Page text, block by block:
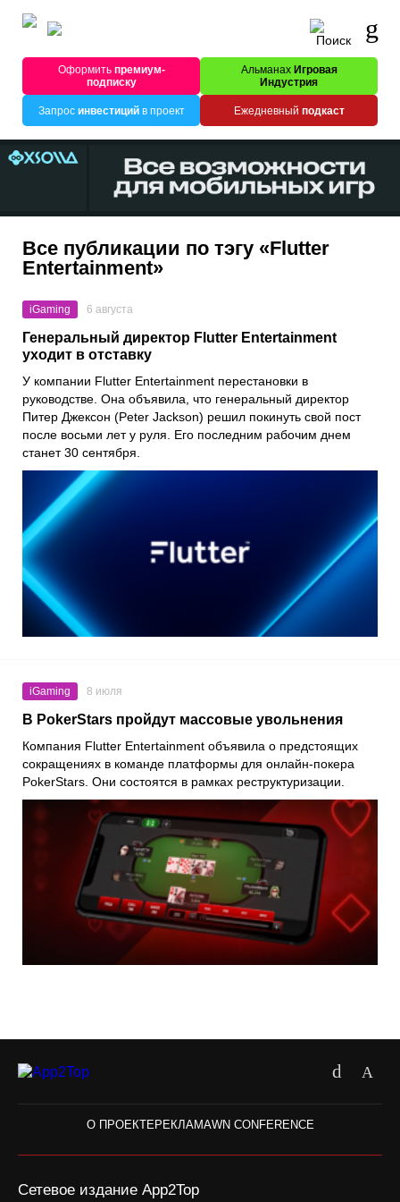
Оформитьпремиум-
подписку
Альманах Игровая
Индустрия
Запрос инвестицийв проект Ежедневный подкаст
Все публикации по тэгу «Flutter
Entertainment»
iGaming 6 августа
Генеральный директор Flutter Entertainment
уходит в отставку
У компании Flutter Entertainment перестановки в
руководстве. Она объявила, что генеральный директор
Питер Джексон (Peter Jackson) решил покинуть свой пост
после восьми лет у руля. Его последним рабочим днем
станет 30 сентября.
iGaming 8 июля
В PokerStars пройдут массовые увольнения
Компания Flutter Entertainment объявила о предстоящих
сокращениях в команде платформы для онлайн-покера
PokerStars. Они состоятся в рамках реструктуризации.
О ПРОЕКТЕРЕКЛАМАWN CONFERENCE
Сетевое издание App2Top